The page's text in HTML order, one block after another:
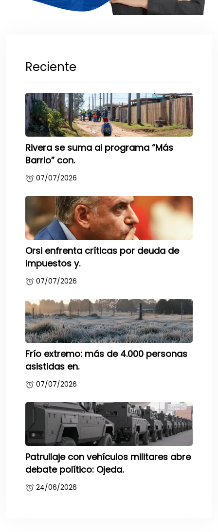
Reciente
Rivera se suma al programa “Más
Barrio” con.
07/07/2026
Orsi enfrenta críticas por deuda de
impuestos y.
07/07/2026
Frío extremo: más de 4.000 personas
asistidas en.
07/07/2026
Patrullaje con vehículos militares abre
debate político: Ojeda.
24/06/2026